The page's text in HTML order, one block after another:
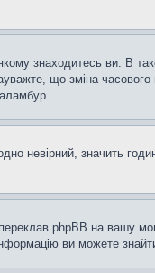
знаходитесь ви. В
що зміна
невірний, значить
phpBB на вашу
ви можете